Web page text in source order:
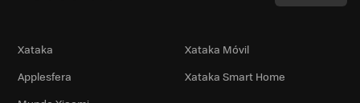
Xataka
Xataka Móvil
Applesfera
Xataka Smart Home